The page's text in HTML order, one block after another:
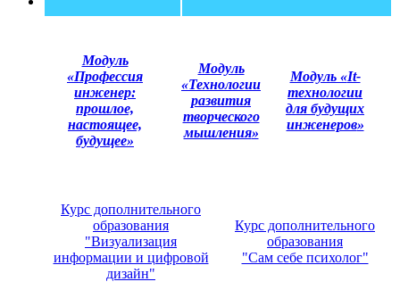
Модуль
«Профессия
инженер:
прошлое,
настоящее,
будущее»
Модуль
«Технологии
развития
творческого
мышления»
Модуль «It-
технологии
для будущих
инженеров»
Курс дополнительного
образования
"Визуализация
информации и цифровой
дизайн"
Курс дополнительного
образования
"Сам себе психолог"